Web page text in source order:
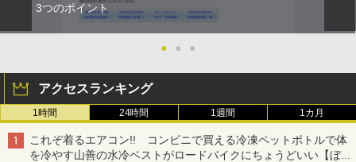
3つのポイント
● ● ●
アクセスランキング
1時間 24時間 1週間 1カ月
これぞ着るエアコン!! コンビニで買える冷凍ペットボトルで体
を冷やす山善の水冷ベストがロードバイクにちょうどいい【ぼっ